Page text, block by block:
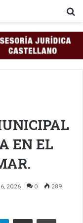
EN EL
2026 0 289
TelegramCompartir por Email Imprimir